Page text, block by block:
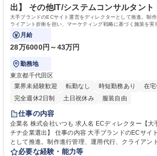
出】 その他IT/システムコンサルタント
大手ブランドのECサイト運営をディレクターとして推進。制
ライアント折衝を担い、マーケティング戦略に基づく施策を実
ます。
月給
28万6000円～43万円
勤務地
東京都千代田区
業界未経験歓迎
転勤なし 時短勤務あり
在
完全週休2日制
土日祝休み 服装自由
仕事の内容
企業名 株式会社いつも 求人名 ECディレクター【大手ブランド案件/プラ
チナ企業選出】 仕事の内容 大手ブランドのECサイト運営をディレクター
として推進。制作進行管理、運用代行、クライアン
ティング戦略に基づく施策を実行し、売上最大化に貢献し
必要な経験・能力等